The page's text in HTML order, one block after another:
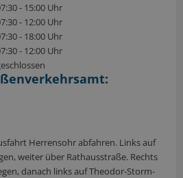
- 15:00 Uhr
- 12:00 Uhr
- 18:00 Uhr
- 12:00 Uhr
Herrensohr abfahren. Links auf
weiter über Rathausstraße. Rechts
danach links auf Theodor-Storm-